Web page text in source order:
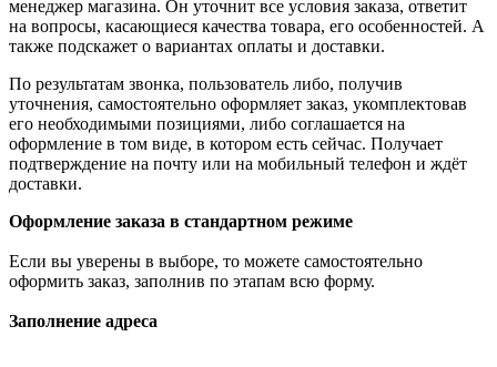
менеджер магазина. Он уточнит все условия заказа, ответит
на вопросы, касающиеся качества товара, его особенностей. А
также подскажет о вариантах оплаты и доставки.
По результатам звонка, пользователь либо, получив
уточнения, самостоятельно оформляет заказ, укомплектовав
его необходимыми позициями, либо соглашается на
оформление в том виде, в котором есть сейчас. Получает
подтверждение на почту или на мобильный телефон и ждёт
доставки.
Оформление заказа в стандартном режиме
Если вы уверены в выборе, то можете самостоятельно
оформить заказ, заполнив по этапам всю форму.
Заполнение адреса